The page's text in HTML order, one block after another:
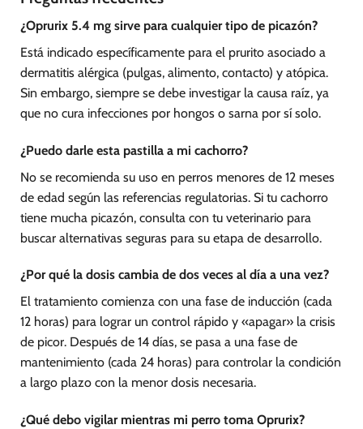
¿Oprurix 5.4 mg sirve para cualquier tipo de picazón?
Está indicado específicamente para el prurito asociado a
dermatitis alérgica (pulgas, alimento, contacto) y atópica.
Sin embargo, siempre se debe investigar la causa raíz, ya
que no cura infecciones por hongos o sarna por sí solo.
¿Puedo darle esta pastilla a mi cachorro?
No se recomienda su uso en perros menores de 12 meses
de edad según las referencias regulatorias. Si tu cachorro
tiene mucha picazón, consulta con tu veterinario para
buscar alternativas seguras para su etapa de desarrollo.
¿Por qué la dosis cambia de dos veces al día a una vez?
El tratamiento comienza con una fase de inducción (cada
12 horas) para lograr un control rápido y «apagar» la crisis
de picor. Después de 14 días, se pasa a una fase de
mantenimiento (cada 24 horas) para controlar la condición
a largo plazo con la menor dosis necesaria.
¿Qué debo vigilar mientras mi perro toma Oprurix?